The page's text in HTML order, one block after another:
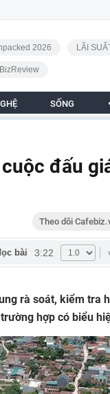
2026 LÃI
BizReview
SỐNG
đấu
Theo dõi
bài 3:22
rà soát, kiểm tra
hợp có biểu